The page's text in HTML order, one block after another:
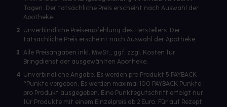
Tagen. Der tatsächliche Preis erscheint nach Auswahl der
Apotheke.
2 Unverbindliche Preisempfehlung des Herstellers. Der
tatsächliche Preis erscheint nach Auswahl der Apotheke.
3 Alle Preisangaben inkl. MwSt., ggf. zzgl. Kosten für
Bringdienst der ausgewählten Apotheke.
4 Unverbindliche Angabe. Es werden pro Produkt 5 PAYBACK
°Punkte vergeben. Es werden maximal 100 PAYBACK Punkte
pro Produkt ausgegeben. Eine Punktegutschrift erfolgt nur
für Produkte mit einem Einzelpreis ab 2 Euro. Für auf Rezept